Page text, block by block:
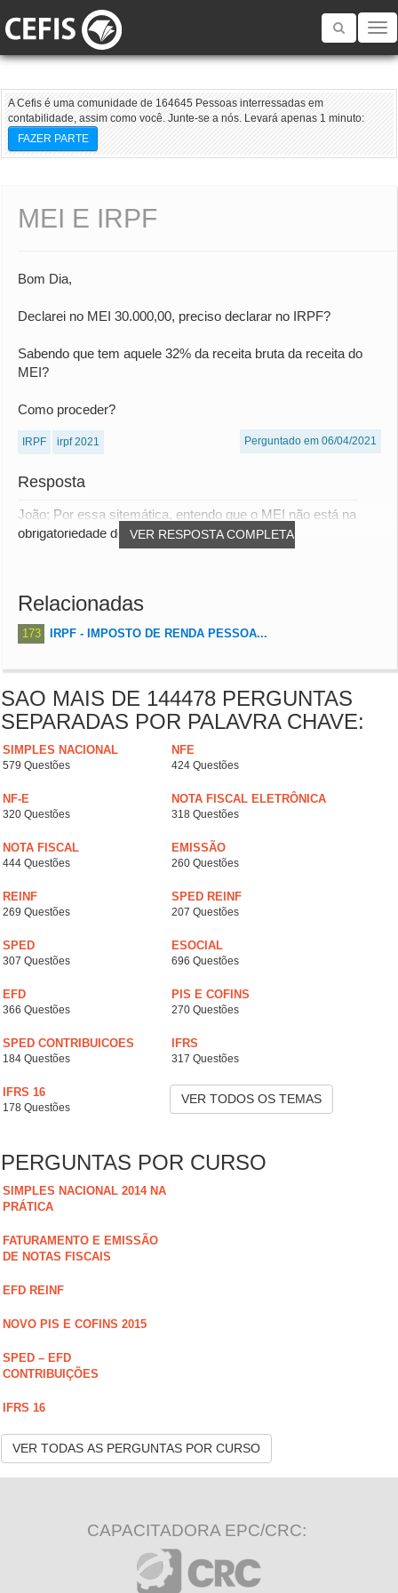
Toggle
A Cefis é uma comunidade de 164645 Pessoas interressadas em
contabilidade, assim como você. Junte-se a nós. Levará apenas 1 minuto:
FAZER PARTE
MEI E IRPF
Bom Dia,
Declarei no MEI 30.000,00, preciso declarar no IRPF?
Sabendo que tem aquele 32% da receita bruta da receita do
MEI?
Como proceder?
IRPF irpf 2021 Perguntado em 06/04/2021
Resposta
VER RESPOSTA COMPLETA
João; Por essa sitemática, entendo que o MEI não está na
obrigatoriedade de fazer a declaração de a...
Relacionadas
173 IRPF - IMPOSTO DE RENDA PESSOA...
SAO MAIS DE 144478 PERGUNTAS
SEPARADAS POR PALAVRA CHAVE:
SIMPLES NACIONAL
579 Questões
NFE
424 Questões
NF-E
320 Questões
NOTA FISCAL ELETRÔNICA
318 Questões
NOTA FISCAL
444 Questões
EMISSÃO
260 Questões
REINF
269 Questões
SPED REINF
207 Questões
SPED
307 Questões
ESOCIAL
696 Questões
EFD
366 Questões
PIS E COFINS
270 Questões
SPED CONTRIBUICOES
184 Questões
IFRS
317 Questões
IFRS 16
178 Questões
VER TODOS OS TEMAS
PERGUNTAS POR CURSO
SIMPLES NACIONAL 2014 NA
PRÁTICA
FATURAMENTO E EMISSÃO
DE NOTAS FISCAIS
EFD REINF
NOVO PIS E COFINS 2015
SPED – EFD
CONTRIBUIÇÕES
IFRS 16
VER TODAS AS PERGUNTAS POR CURSO
CAPACITADORA EPC/CRC: